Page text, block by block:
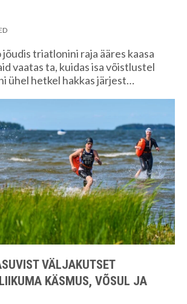
jõudis triatlonini raja ääres kaasa
vaatas ta, kuidas isa võistlustel
ühel hetkel hakkas järjest…
VÄLJAKUTSET
KÄSMUS, VÕSUL JA